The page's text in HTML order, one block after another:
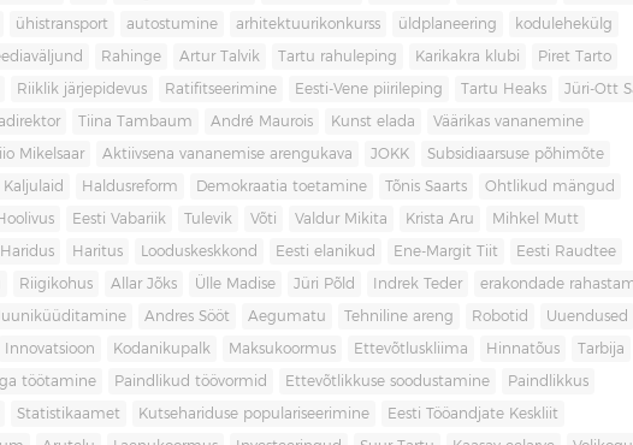
ühistransport autostumine arhitektuurikonkurss üldplaneering kodulehekülg
Rahinge Artur Talvik Tartu rahuleping Karikakra klubi Piret Tarto
Riiklik järjepidevus Ratifitseerimine Eesti-Vene piirileping Tartu Heaks Jüri-Ott
Tiina Tambaum André Maurois Kunst elada Väärikas vananemine
Mikelsaar Aktiivsena vananemise arengukava JOKK Subsidiaarsuse põhimõte
Kaljulaid Haldusreform Demokraatia toetamine Tõnis Saarts Ohtlikud mängud
Eesti Vabariik Tulevik Võti Valdur Mikita Krista Aru Mihkel Mutt
Haridus Haritus Looduskeskkond Eesti elanikud Ene-Margit Tiit Eesti Raudtee
Riigikohus Allar Jõks Ülle Madise Jüri Põld Indrek Teder erakondade
Andres Sööt Aegumatu Tehniline areng Robotid Uuendused
Innovatsioon Kodanikupalk Maksukoormus Ettevõtluskliima Hinnatõus Tarbija
töötamine Paindlikud töövormid Ettevõtlikkuse soodustamine Paindlikkus
Statistikaamet Kutsehariduse populariseerimine Eesti Tööandjate Keskliit